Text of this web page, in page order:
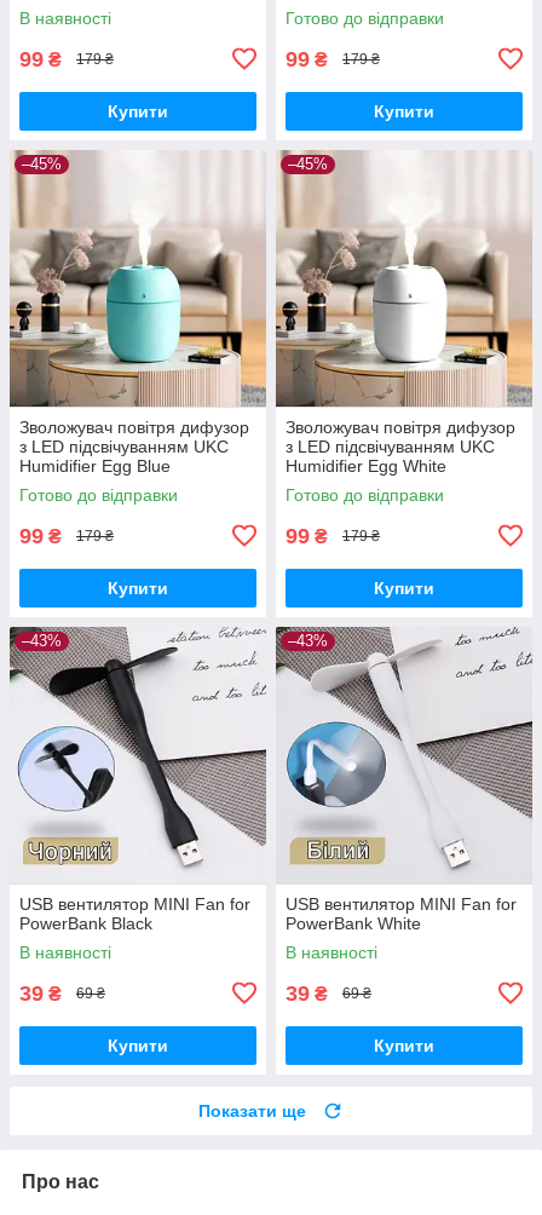
В наявності
99 ₴ 179 ₴
Купити
Готово до відправки
99 ₴ 179 ₴
Купити
–45%
Зволожувач повітря дифузор
з LED підсвічуванням UKC
Humidifier Egg Blue
Готово до відправки
99 ₴ 179 ₴
Купити
–45%
Зволожувач повітря дифузор
з LED підсвічуванням UKC
Humidifier Egg White
Готово до відправки
99 ₴ 179 ₴
Купити
–43%
USB вентилятор MINI Fan for
PowerBank Black
В наявності
39 ₴ 69 ₴
Купити
–43%
USB вентилятор MINI Fan for
PowerBank White
В наявності
39 ₴ 69 ₴
Купити
Показати ще
Про нас